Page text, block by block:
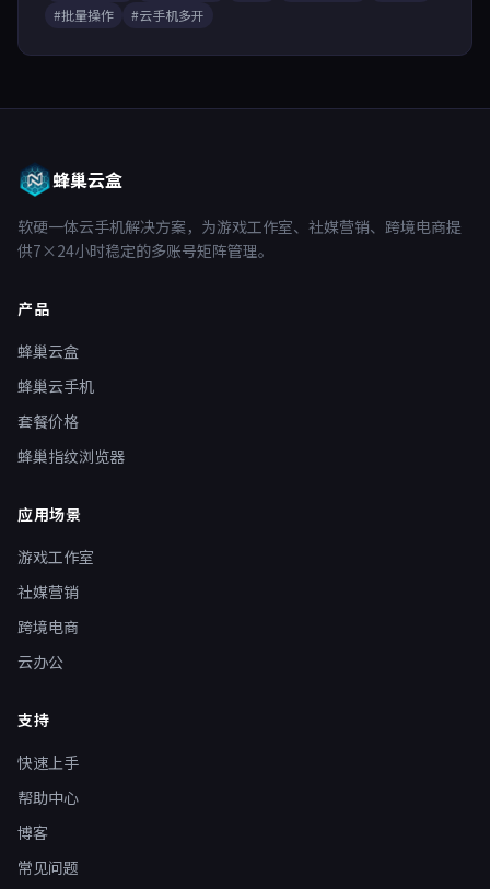
#批量操作
#云手机多开
蜂巢云盒
软硬一体云手机解决方案，为游戏工作室、社媒营销、跨境电商提
供7×24小时稳定的多账号矩阵管理。
产品
蜂巢云盒
蜂巢云手机
套餐价格
蜂巢指纹浏览器
应用场景
游戏工作室
社媒营销
跨境电商
云办公
支持
快速上手
帮助中心
博客
常见问题